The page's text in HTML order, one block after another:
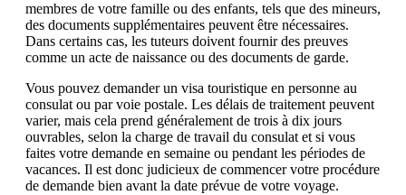
membres de votre famille ou des enfants, tels que des mineurs,
des documents supplémentaires peuvent être nécessaires.
Dans certains cas, les tuteurs doivent fournir des preuves
comme un acte de naissance ou des documents de garde.
Vous pouvez demander un visa touristique en personne au
consulat ou par voie postale. Les délais de traitement peuvent
varier, mais cela prend généralement de trois à dix jours
ouvrables, selon la charge de travail du consulat et si vous
faites votre demande en semaine ou pendant les périodes de
vacances. Il est donc judicieux de commencer votre procédure
de demande bien avant la date prévue de votre voyage.